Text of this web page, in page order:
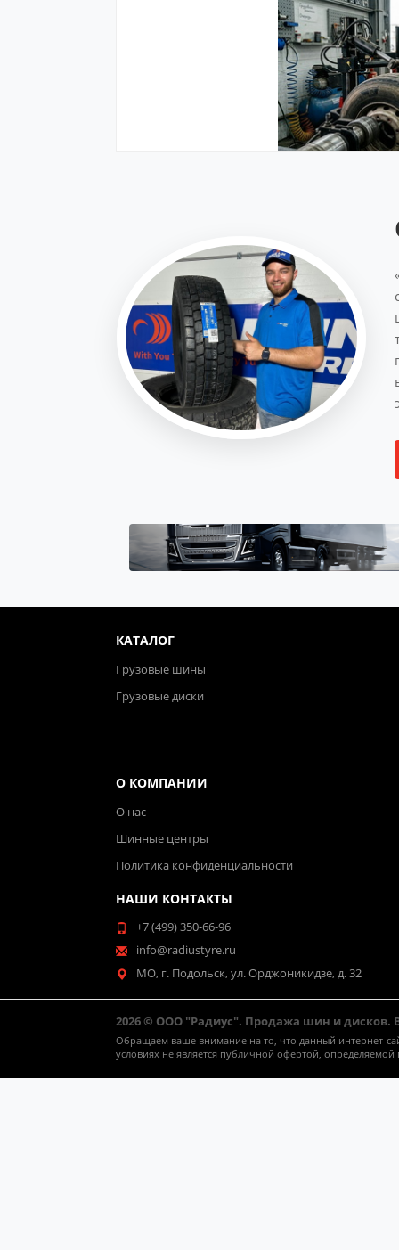
КАТАЛОГ
Грузовые шины
Грузовые диски
О КОМПАНИИ
О нас
Шинные центры
Политика конфиденциальности
НАШИ КОНТАКТЫ
+7 (499) 350-66-96
info@radiustyre.ru
МО, г. Подольск, ул. Орджоникидзе, д. 32
2026 © ООО "Радиус". Продажа шин и дисков.
Обращаем ваше внимание на то, что данный интернет-
условиях не является публичной офертой,